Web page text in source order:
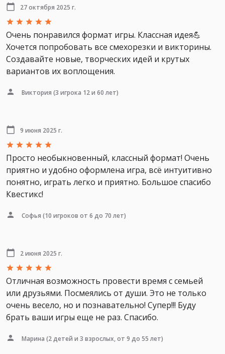
27 октября 2025 г.
Очень понравился формат игры. Классная идея💪
Хочется попробовать все смехорезки и викторины.
Создавайте новые, творческих идей и крутых
вариантов их воплощения.
Виктория (3 игрока 12 и 60 лет)
9 июня 2025 г.
Просто необыкновенный, классный формат! Очень
приятно и удобно оформлена игра, всё интуитивно
понятно, играть легко и приятно. Большое спасибо
Квестикс!
Софья (10 игроков от 6 до 70 лет)
2 июня 2025 г.
Отличная возможность провести время с семьей
или друзьями. Посмеялись от души. Это не только
очень весело, но и познавательно! Супер!!! Буду
брать ваши игры еще не раз. Спасибо.
Марина (2 детей и 3 взрослых, от 9 до 55 лет)